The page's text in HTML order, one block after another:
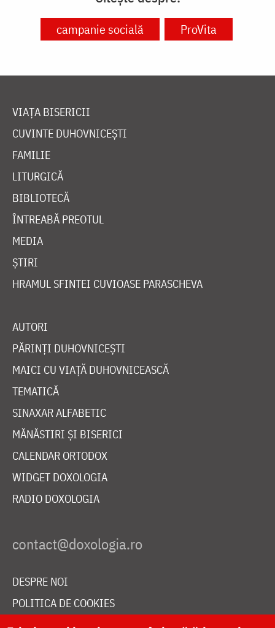
campanie socială ProVita
VIAȚA BISERICII
CUVINTE DUHOVNICEȘTI
FAMILIE
LITURGICĂ
BIBLIOTECĂ
ÎNTREABĂ PREOTUL
MEDIA
ȘTIRI
HRAMUL SFINTEI CUVIOASE PARASCHEVA
AUTORI
PĂRINȚI DUHOVNICEȘTI
MAICI CU VIAȚĂ DUHOVNICEASCĂ
TEMATICĂ
SINAXAR ALFABETIC
MĂNĂSTIRI ȘI BISERICI
CALENDAR ORTODOX
WIDGET DOXOLOGIA
RADIO DOXOLOGIA
DESPRE NOI
POLITICA DE COOKIES
DONEAZĂ ONLINE PENTRU CATEDRALA NAȚIONALĂ